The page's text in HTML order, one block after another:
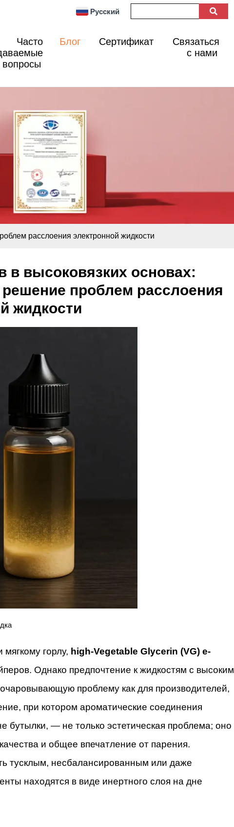
Русский
Часто
вопросы
Блог Сертификат
Связаться
с нами
расслоения электронной жидкости
в высоковязких основах:
проблем расслоения
жидкости
горлу, high-Vegetable Glycerin (VG) e-
Однако предпочтение к жидкостям с высоким
проблему как для производителей,
при котором ароматические соединения
бутылки, — не только эстетическая проблема; оно
и общее впечатление от парения.
тусклым, несбалансированным или даже
находятся в виде инертного слоя на дне